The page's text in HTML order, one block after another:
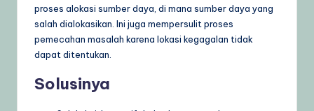
proses alokasi sumber daya, di mana sumber daya yang
salah dialokasikan. Ini juga mempersulit proses
pemecahan masalah karena lokasi kegagalan tidak
dapat ditentukan.
Solusinya